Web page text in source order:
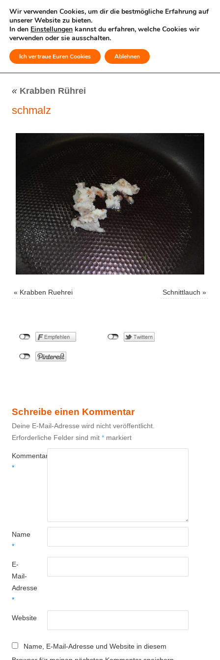
MENÜ
« Krabben Rührei
schmalz
« Krabben Ruehrei Schnittlauch »
Schreibe einen Kommentar
Deine E-Mail-Adresse wird nicht veröffentlicht.
Erforderliche Felder sind mit * markiert
Kommentar
*
Name
*
E-
Mail-
Adresse
*
Website
Name, E-Mail-Adresse und Website in diesem
Wir verwenden Cookies, um dir die bestmögliche Erfahrung auf
unserer Website zu bieten.
In den Einstellungen kannst du erfahren, welche Cookies wir
verwenden oder sie ausschalten.
Ich vertraue Euren Cookies Ablehnen